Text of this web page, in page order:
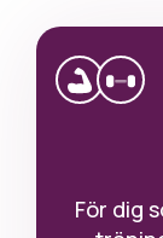
För dig